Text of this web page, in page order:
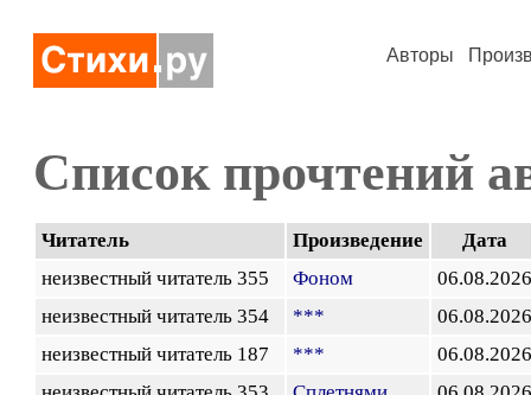
Авторы
Список прочтений
Читатель Произведение
Дата
неизвестный читатель 355
Фоном
06.08.2026
неизвестный читатель 354
***
06.08.2026
неизвестный читатель 187
***
06.08.2026